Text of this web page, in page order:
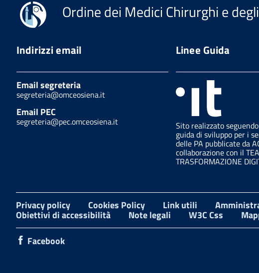
Ordine dei Medici Chirurghi e
Indirizzi email
Email segreteria
segreteria@omceosiena.it
Email PEC
segreteria@pec.omceosiena.it
Linee Guida
Sito realizzato
guida di sviluppo per i
delle PA pubblicate da
collaborazione con il
TRASFORMAZIONE
Privacy policy Cookies Policy Link utili
Obiettivi di accessibilità Note legali W3C Css
Facebook